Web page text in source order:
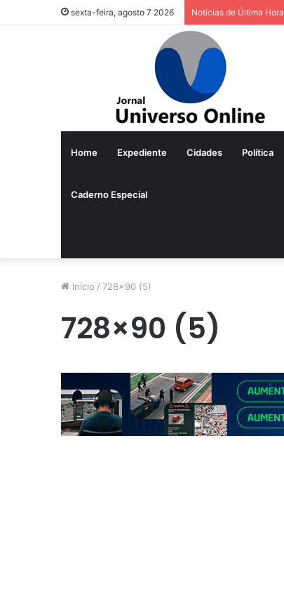
sexta-feira, agosto 7 2026 Notícias de Última Hora
Home Expediente Cidades Política
Caderno Especial
Início / 728×90 (5)
728×90 (5)